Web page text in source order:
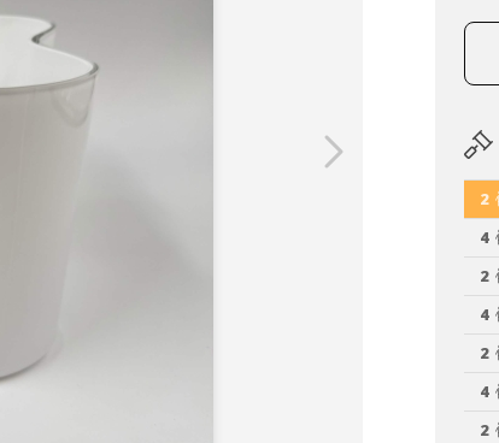
2
4
2
4
2
4
2